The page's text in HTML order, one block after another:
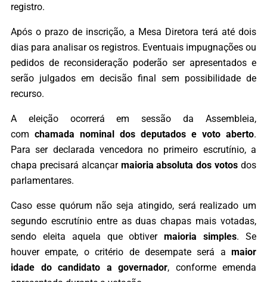
registro.
Após o prazo de inscrição, a Mesa Diretora terá até dois
dias para analisar os registros. Eventuais impugnações ou
pedidos de reconsideração poderão ser apresentados e
serão julgados em decisão final sem possibilidade de
recurso.
A eleição ocorrerá em sessão da Assembleia,
com chamada nominal dos deputados e voto aberto.
Para ser declarada vencedora no primeiro escrutínio, a
chapa precisará alcançar maioria absoluta dos votos dos
parlamentares.
Caso esse quórum não seja atingido, será realizado um
segundo escrutínio entre as duas chapas mais votadas,
sendo eleita aquela que obtivermaioria simples. Se
houver empate, o critério de desempate será a maior
idade do candidato a governador, conforme emenda